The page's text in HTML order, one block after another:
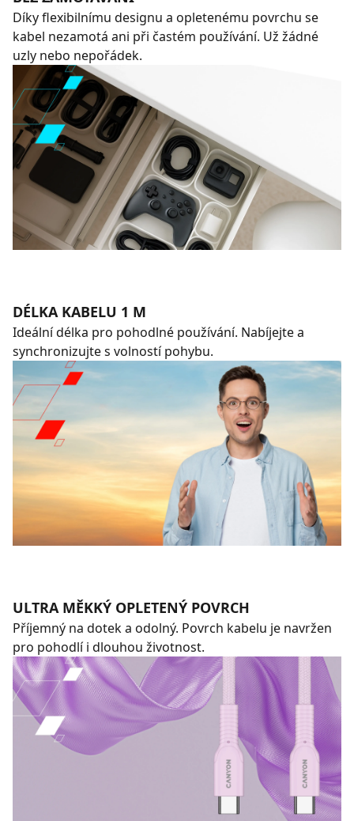
Díky flexibilnímu designu a opletenému povrchu se
kabel nezamotá ani při častém používání. Už žádné
uzly nebo nepořádek.
DÉLKA KABELU 1 M
Ideální délka pro pohodlné používání. Nabíjejte a
synchronizujte s volností pohybu.
ULTRA MĚKKÝ OPLETENÝ POVRCH
Příjemný na dotek a odolný. Povrch kabelu je navržen
pro pohodlí i dlouhou životnost.